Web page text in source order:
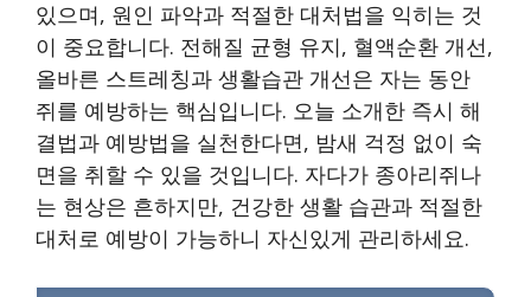
있으며, 원인 파악과 적절한 대처법을 익히는 것
이 중요합니다. 전해질 균형 유지, 혈액순환 개선,
올바른 스트레칭과 생활습관 개선은 자는 동안
쥐를 예방하는 핵심입니다. 오늘 소개한 즉시 해
결법과 예방법을 실천한다면, 밤새 걱정 없이 숙
면을 취할 수 있을 것입니다. 자다가 종아리쥐나
는 현상은 흔하지만, 건강한 생활 습관과 적절한
대처로 예방이 가능하니 자신있게 관리하세요.